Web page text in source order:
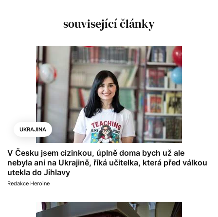
související články
UKRAJINA
V Česku jsem cizinkou, úplně doma bych už ale
nebyla ani na Ukrajině, říká učitelka, která před válkou
utekla do Jihlavy
Redakce Heroine